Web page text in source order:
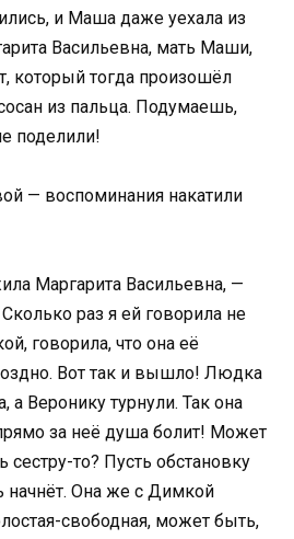
и Маша даже уехала из
Васильевна, мать Маши,
который тогда произошёл
из пальца. Подумаешь,
поделили!
— воспоминания накатили
Маргарита Васильевна, —
раз я ей говорила не
говорила, что она её
Вот так и вышло! Людка
Веронику турнули. Так она
за неё душа болит! Может
то? Пусть обстановку
начнёт. Она же с Димкой
свободная, может быть,